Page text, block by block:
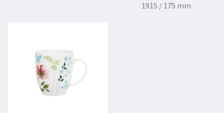
1915 / 175 mm